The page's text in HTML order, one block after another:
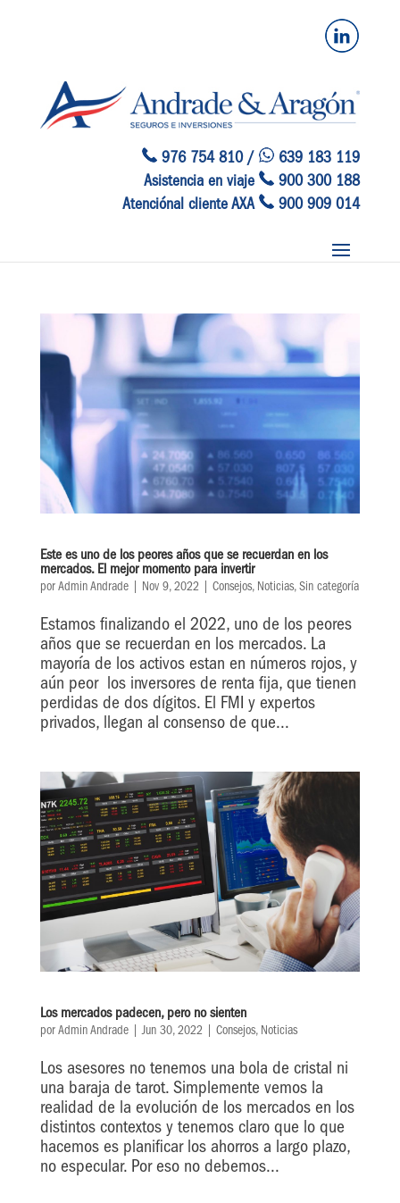
976 754 810 /
639 183 119
Asistencia en viaje
900 300 188
Atenciónal cliente AXA
900 909 014
Este es uno de los peores años que se recuerdan en los
mercados. El mejor momento para invertir
por Admin Andrade| Nov 9, 2022 Consejos, Noticias, Sin categoría
Estamos finalizando el 2022, uno de los peores
años que se recuerdan en los mercados. La
mayoría de los activos estan en números rojos, y
aún peor los inversores de renta fija, que tienen
perdidas de dos dígitos. El FMI y expertos
privados, llegan al consenso de que...
Los mercados padecen, pero no sienten
por Admin Andrade|Jun 30, 2022 Consejos, Noticias
Los asesores no tenemos una bola de cristal ni
una baraja de tarot. Simplemente vemos la
realidad de la evolución de los mercados en los
distintos contextos y tenemos claro que lo que
hacemos es planificar los ahorros a largo plazo,
no especular. Por eso no debemos...